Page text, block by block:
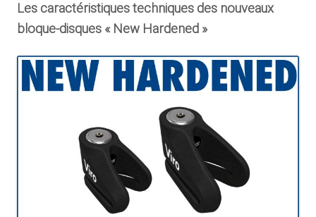
Les caractéristiques techniques des nouveaux
bloque-disques « New Hardened »